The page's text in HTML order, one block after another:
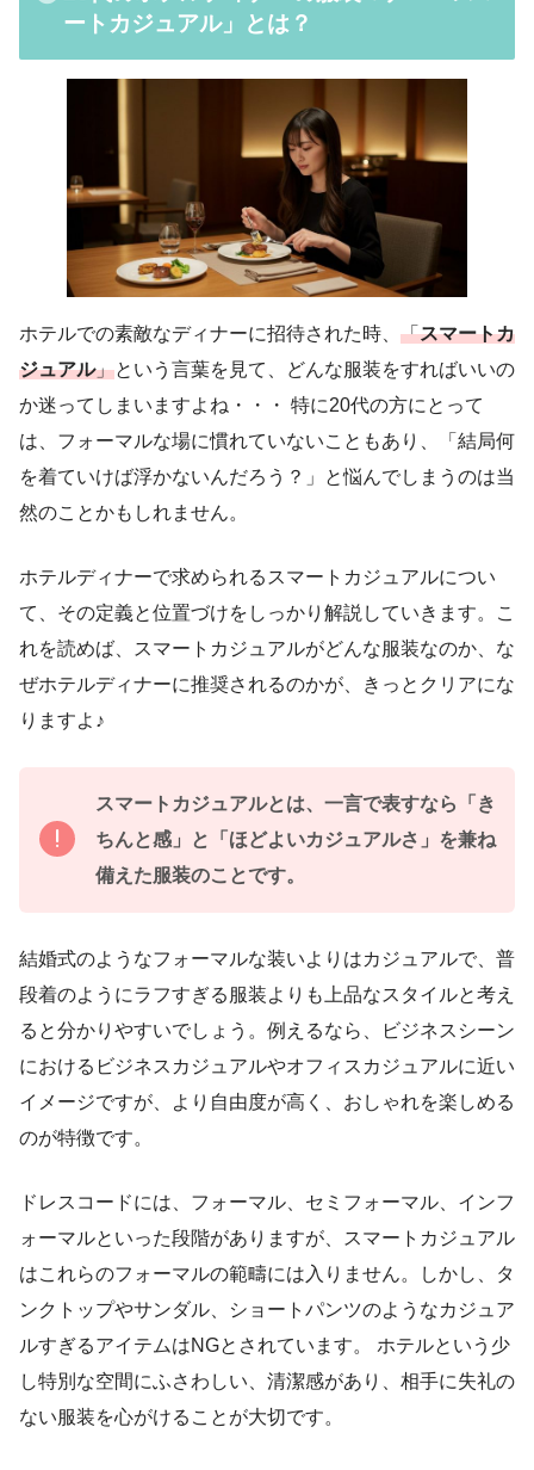
ートカジュアル」とは？
ホテルでの素敵なディナーに招待された時、 「スマートカ
ジュアル」という言葉を見て、どんな服装をすればいいの
か迷ってしまいますよね・・・ 特に20代の方にとって
は、フォーマルな場に慣れていないこともあり、「結局何
を着ていけば浮かないんだろう？」と悩んでしまうのは当
然のことかもしれません。
ホテルディナーで求められるスマートカジュアルについ
て、その定義と位置づけをしっかり解説していきます。こ
れを読めば、スマートカジュアルがどんな服装なのか、な
ぜホテルディナーに推奨されるのかが、きっとクリアにな
りますよ♪
スマートカジュアルとは、一言で表すなら「き
ちんと感」と「ほどよいカジュアルさ」を兼ね
備えた服装のことです。
結婚式のようなフォーマルな装いよりはカジュアルで、普
段着のようにラフすぎる服装よりも上品なスタイルと考え
ると分かりやすいでしょう。例えるなら、ビジネスシーン
におけるビジネスカジュアルやオフィスカジュアルに近い
イメージですが、より自由度が高く、おしゃれを楽しめる
のが特徴です。
ドレスコードには、フォーマル、セミフォーマル、インフ
ォーマルといった段階がありますが、スマートカジュアル
はこれらのフォーマルの範疇には入りません。しかし、タ
ンクトップやサンダル、ショートパンツのようなカジュア
ルすぎるアイテムはNGとされています。 ホテルという少
し特別な空間にふさわしい、清潔感があり、相手に失礼の
ない服装を心がけることが大切です。